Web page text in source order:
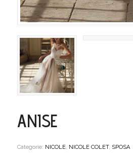
ANISE
Categorie: NICOLE, NICOLE COLET, SPOSA